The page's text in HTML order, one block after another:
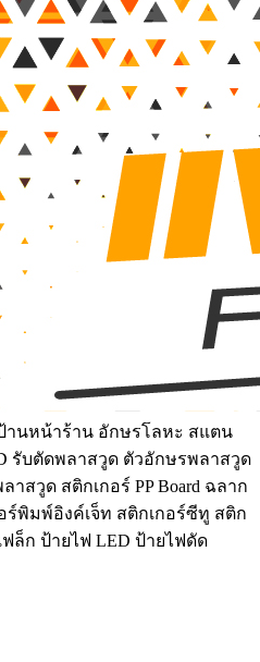
านหน้าร้าน อักษรโลหะ สแตน
รับตัดพลาสวูด ตัวอักษรพลาสวูด
สวูด สติกเกอร์ PP Board ฉลาก
ร์พิมพ์อิงค์เจ็ท สติกเกอร์ซีทู สติก
ล็ก ป้ายไฟ LED ป้ายไฟดัด